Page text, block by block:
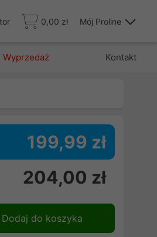
0,00 zł Mój Proline
Wyprzedaż Kontakt
199,99 zł
204,00 zł
Dodaj do koszyka